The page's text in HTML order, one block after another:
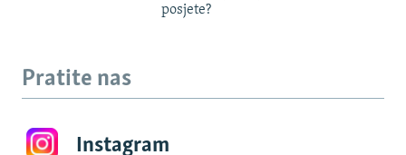
posjete?
Pratite nas
Instagram